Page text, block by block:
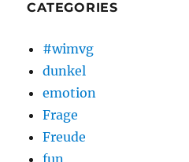
CATEGORIES
#wimvg
dunkel
emotion
Frage
Freude
fun